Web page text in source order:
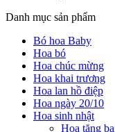
Danh mục sản phẩm
Bó hoa Baby
Hoa bó
Hoa chúc mừng
Hoa khai trương
Hoa lan hồ điệp
Hoa ngày 20/10
Hoa sinh nhật
Hoa tặng